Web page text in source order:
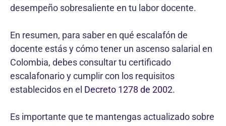
desempeño sobresaliente en tu labor docente.
En resumen, para saber en qué escalafón de
docente estás y cómo tener un ascenso salarial en
Colombia, debes consultar tu certificado
escalafonario y cumplir con los requisitos
establecidos en el Decreto 1278 de 2002.
Es importante que te mantengas actualizado sobre